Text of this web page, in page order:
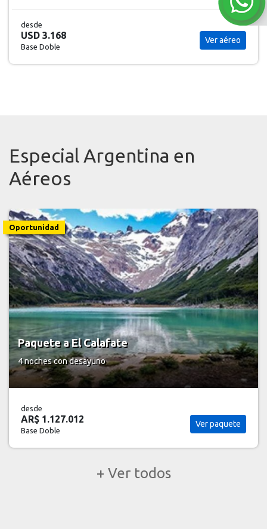
desde
USD 3.168
Base Doble
Ver aéreo
Especial Argentina en
Aéreos
Paquete a El Calafate
4 nochescon desayuno
Oportunidad
desde
AR$ 1.127.012
Base Doble
Ver paquete
+ Ver todos